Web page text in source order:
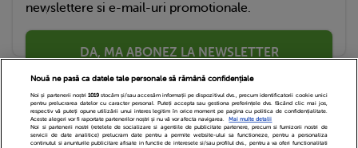
newslettere si e-mail-uri promotionale.
DA, MA ABONEZ LA NEWSLETTER
Nouă ne pasă ca datele tale personale să rămână confidențiale
Noi și partenerii noștri 1019stocăm și/sau accesăm informații pe dispozitivul dvs., precum identificatorii cookie unici
pentru prelucrarea datelor cu caracter personal. Puteți accepta sau gestiona preferințele dvs. făcând clic mai jos,
respectiv vă puteți opune utilizării unui interes legitim în orice moment pe pagina cu politica de confidențialitate.
Aceste alegeri vor fi raportate partenerilor noștri și nu vă vor afecta navigarea.
Mai multe detalii
Noi si partenerii nostri (retelele de socializare si agentiile de publicitate partenere, precum si furnizorii nostri de
servicii de date analitice) prelucram date pentru a permite website-ului sa functioneze, pentru a personaliza
continutul si anunturile publicitare afisate in functie de interesele si/sau profilul dvs., pentru a va oferi functionalitati